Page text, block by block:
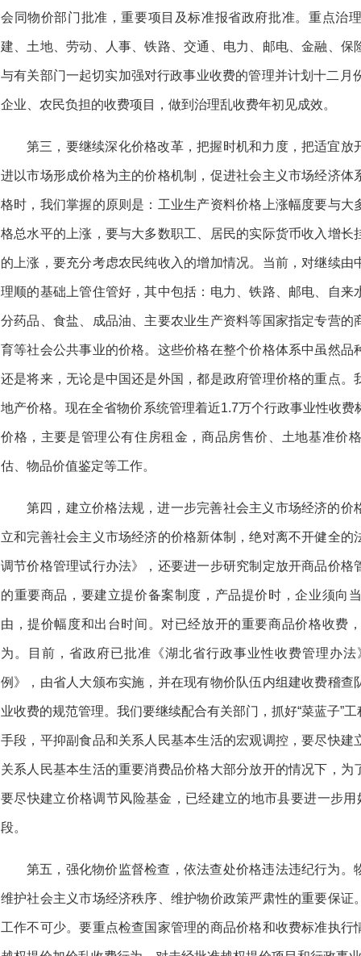
会同物价部门批准，重要项目及标准报省政府批准。重点治
建、土地、劳动、人事、铁路、交通、电力、邮电、金融、
与有关部门一起切实加强对行政事业收费的管理并计划十二月
企业、农民负担的收费项目，做到治理乱收费年初见成效。
第三，要继续深化价格改革，把握时机和力度，把适宜
进以市场形成价格为主的价格机制，促进社会主义市场经济
格时，我们掌握的原则是：工业生产资料价格上涨幅度要与
格总水平的上涨，要与大多数职工、居民的实际货币收入增
的上涨，要充分考虑农民纯收入的增加情况。当前，对继续
理顺的基础上管住管好，其中包括：电力、铁路、邮电、自
分药品、食盐、成品油、主要农业生产资料等国家指定专营
育等社会公共事业的价格。这些价格在整个价格体系中虽然
还是将来，无论是中国还是外国，都是政府管理价格的重点
地产价格。现在全省物价系统管理着近1.7万个行政事业性收
价格，主要是管理公有住房租金，商品房售价、土地基准价
估、物品价值鉴定等工作。
第四，建立价格法规，进一步完善社会主义市场经济的
立和完善社会主义市场经济的价格新体制，绝对离不开健全
调节价格管理试行办法》，还要进一步研究制定放开商品价
的重要商品，要建立提价备案制度，产品提价时，企业须向
由，提价幅度和出台时间。对已经放开的重要商品价格收费
为。目前，省政府已批准《湖北省行政事业性收费管理办
例》，由省人大颁布实施，并在现有物价队伍内组建收费稽
业收费的规范管理。我们要继续配合有关部门，抓好“菜蓝子”
手段，平抑副食品和关系人民基本生活的宏观调控，要尽快
关系人民基本生活的重要消费品价格大部分放开的情况下，
要尽快建立价格调节风险基金，已经建立的地市县要进一步用
段。
第五，强化物价监督检查，依法查处价格违法违纪行为
维护社会主义市场经济秩序、维护物价政策严肃性的重要保
工作不可少。要重点检查国家管理的商品价格和收费标准执